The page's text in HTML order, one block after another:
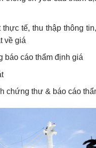
tế, thu thập thông
về giá
báo cáo thẩm định giá
chứng thư & báo cáo